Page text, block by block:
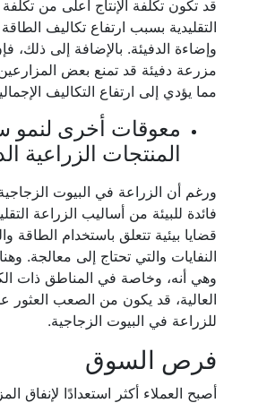
قد تكون تكلفة الإنتاج أعلى من تكلفة
التقليدية بسبب ارتفاع تكاليف الطاقة
وإضاءة الدفيئة. بالإضافة إلى ذلك،
مزرعة دفيئة قد تمنع بعض
مما يؤدي إلى ارتفاع التكاليف
معوقات أخرى لنمو
المنتجات الزراعية
ورغم أن الزراعة في البيوت
فائدة للبيئة من أساليب الزراعة
قضايا بيئية تتعلق باستخدام الطاقة
النفايات والتي تحتاج إلى معالجة.
وهي أنه، وخاصة في المناطق ذات
العالية، قد يكون من الصعب
للزراعة في البيوت الزجاجية.
فرص السوق
أصبح العملاء أكثر استعدادًا لإنفاق